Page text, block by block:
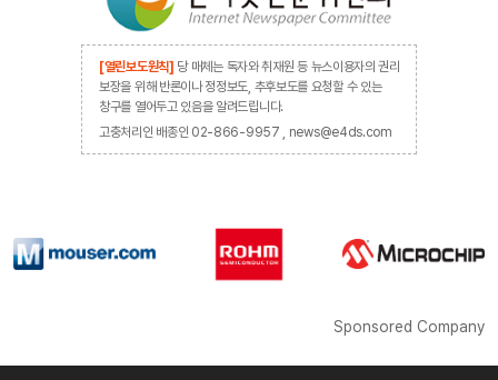
[열린보도원칙] 당 매체는 독자와 취재원 등 뉴스이용자의 권리
보장을 위해 반론이나 정정보도, 추후보도를 요청할 수 있는
창구를 열어두고 있음을 알려드립니다.
고충처리인 배종인 02-866-9957 , news@e4ds.com
Sponsored Company